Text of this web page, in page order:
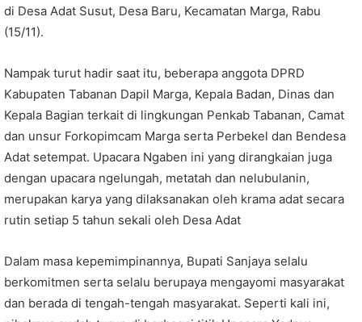
di Desa Adat Susut, Desa Baru, Kecamatan Marga, Rabu
(15/11).
Nampak turut hadir saat itu, beberapa anggota DPRD
Kabupaten Tabanan Dapil Marga, Kepala Badan, Dinas dan
Kepala Bagian terkait di lingkungan Penkab Tabanan, Camat
dan unsur Forkopimcam Marga serta Perbekel dan Bendesa
Adat setempat. Upacara Ngaben ini yang dirangkaian juga
dengan upacara ngelungah, metatah dan nelubulanin,
merupakan karya yang dilaksanakan oleh krama adat secara
rutin setiap 5 tahun sekali oleh Desa Adat
Dalam masa kepemimpinannya, Bupati Sanjaya selalu
berkomitmen serta selalu berupaya mengayomi masyarakat
dan berada di tengah-tengah masyarakat. Seperti kali ini,